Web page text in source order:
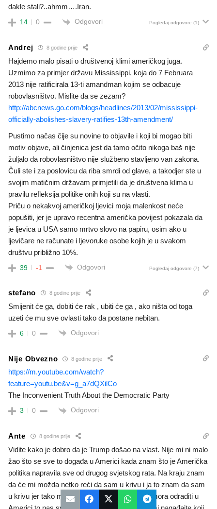
dakle stali?..ahmm….Iran.
14 0 Odgovori Pogledaj odgovore (1)
Andrej 8 godine prije
Hajdemo malo pisati o društvenoj klimi američkog juga.
Uzmimo za primjer državu Mississippi, koja do 7 Februara
2013 nije ratificirala 13-ti amandman kojim se odbacuje
robovlasništvo. Mislite da se zezam?
http://abcnews.go.com/blogs/headlines/2013/02/mississippi-
officially-abolishes-slavery-ratifies-13th-amendment/
Pustimo načas čije su novine to objavile i koji bi mogao biti
motiv objave, ali činjenica jest da tamo očito nikoga baš nije
žuljalo da robovlasništvo nije službeno stavljeno van zakona.
Čuli ste i za poslovicu da riba smrdi od glave, a takodjer ste u
svojim matičnim državam primjetili da je društvena klima u
pravilu refleksija politike onih koji su na vlasti.
Priču o nekakvoj američkoj ljevici moja malenkost neće
popušiti, jer je upravo recentna američka povijest pokazala da
je ljevica u USA samo mrtvo slovo na papiru, osim ako u
ljevičare ne računate i ljevoruke osobe kojih je u svakom
društvu približno 10%.
39 -1 Odgovori Pogledaj odgovore (7)
stefano 8 godine prije
Smijenit će ga, dobiti će rak , ubiti će ga , ako ništa od toga
uzeti će mu sve ovlasti tako da postane nebitan.
6 0 Odgovori
Nije Obvezno 8 godine prije
https://m.youtube.com/watch?
feature=youtu.be&v=g_a7dQXilCo
The Inconvenient Truth About the Democratic Party
3 0 Odgovori
Ante 8 godine prije
Vidite kako je dobro da je Trump došao na vlast. Nije mi ni malo
žao što se sve to događa u Americi kada znam što je Američka
politika napravila sve od drugog svjetskog rata. Na kraju znam
da će mi možda netko reći da sam u krivu i ja to znam da sam
u krivu jer tako mislim. Ali to je proces koji se mora odraditi u